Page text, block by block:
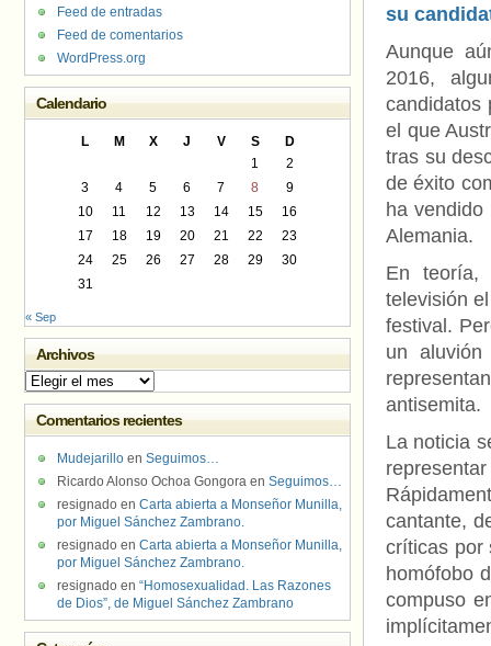
su
Aunque
2016,
candidatos
el que
tras su
de éxito
ha
Alemania.
En teoría,
televisión
festival.
un
antisemita.
La noticia
cantante,
críticas por
homófobo
compuso
Feed de entradas
Feed de comentarios
WordPress.org
Calendario
L M X J V S
D
1
2
3
4 5 6 7 8
9
10
11 12 13 14 15
16
17
18 19 20 21 22
23
24
25 26 27 28 29
30
31
« Sep
Archivos
Archivos
Comentarios recientes
Mudejarillo en Seguimos…
Ricardo Alonso Ochoa Gongora en Seguimos…
resignado en Carta abierta a Monseñor Munilla,
por Miguel Sánchez Zambrano.
resignado en Carta abierta a Monseñor Munilla,
por Miguel Sánchez Zambrano.
resignado en “Homosexualidad. Las Razones
de Dios”, de Miguel Sánchez Zambrano